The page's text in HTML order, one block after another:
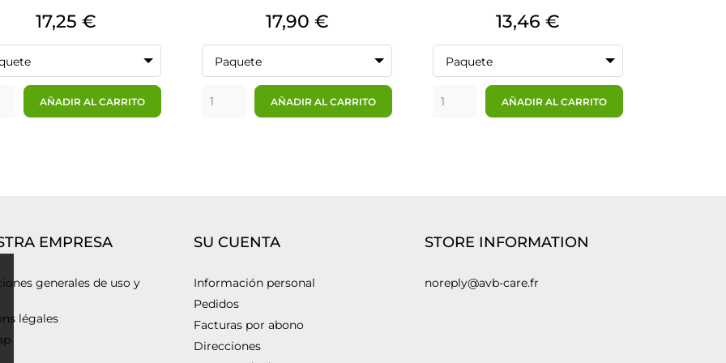
Precio
17,25 €
AÑADIR AL CARRITO
Precio
17,90 €
Paquete
AÑADIR AL CARRITO
Precio
13,46 €
Paquete
AÑADIR AL CARRITO
EMPRESA
generales de uso y
légales
SU CUENTA
Información personal
Pedidos
Facturas por abono
Direcciones
STORE INFORMATION
noreply@avb-care.fr